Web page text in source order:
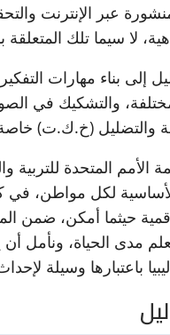
عبر الإنترنت
لا سيما تلك المتعلقة
إلى بناء مهارات
والتشكيك في
والتضليل (خ.ك.ت) خاصة
المتحدة للتربية
لكل مواطن، في
حيثما أمكن، ضمن
مدى الحياة، ونأمل أن
باعتبارها وسيلة